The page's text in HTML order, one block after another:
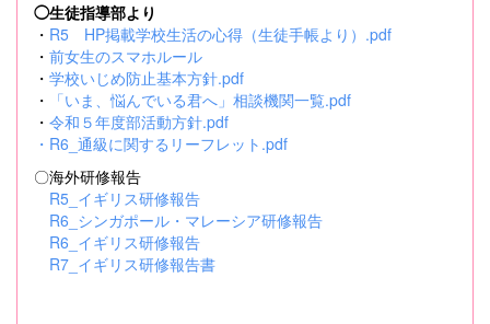
◯生徒指導部より
・ R5 HP掲載学校生活の心得（生徒手帳より）.pdf
・ 前女生のスマホルール
・ 学校いじめ防止基本方針.pdf
・
「いま、悩んでいる君へ」相談機関一覧.pdf
・ 令和５年度部活動方針.pdf
・ R6_通級に関するリーフレット.pdf
〇海外研修報告
R5_イギリス研修報告
R6_シンガポール・マレーシア研修報告
R6_イギリス研修報告
R7_イギリス研修報告書